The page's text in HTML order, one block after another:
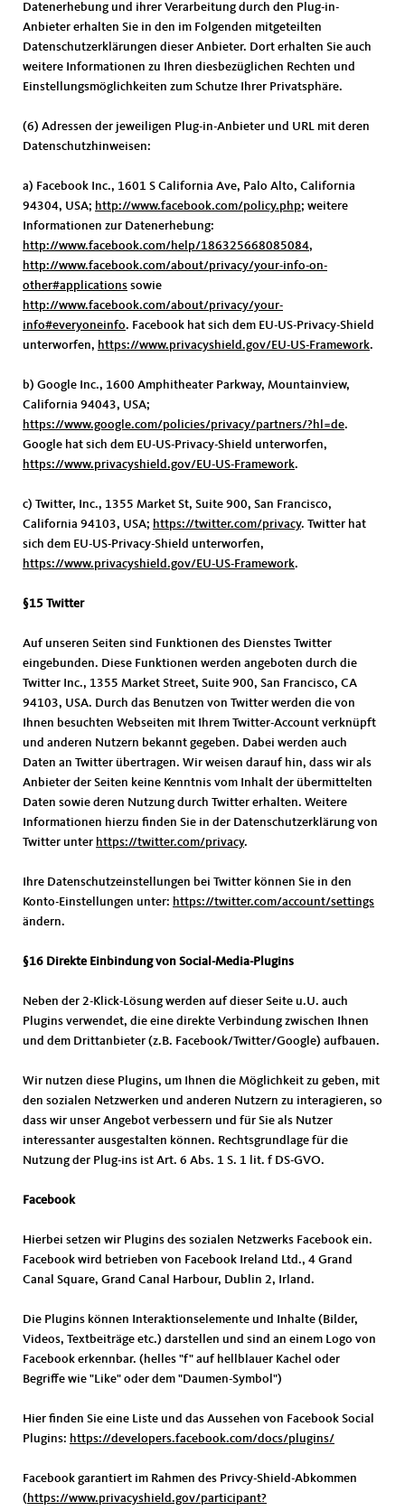
Datenerhebung und ihrer Verarbeitung durch den Plug-in-
Anbieter erhalten Sie in den im Folgenden mitgeteilten
Datenschutzerklärungen dieser Anbieter. Dort erhalten Sie auch
weitere Informationen zu Ihren diesbezüglichen Rechten und
Einstellungsmöglichkeiten zum Schutze Ihrer Privatsphäre.
(6) Adressen der jeweiligen Plug-in-Anbieter und URL mit deren
Datenschutzhinweisen:
a) Facebook Inc., 1601 S California Ave, Palo Alto, California
94304, USA; http://www.facebook.com/policy.php; weitere
Informationen zur Datenerhebung:
http://www.facebook.com/help/186325668085084,
http://www.facebook.com/about/privacy/your-info-on-
other#applications sowie
http://www.facebook.com/about/privacy/your-
info#everyoneinfo. Facebook hat sich dem EU-US-Privacy-Shield
unterworfen, https://www.privacyshield.gov/EU-US-Framework.
b) Google Inc., 1600 Amphitheater Parkway, Mountainview,
California 94043, USA;
https://www.google.com/policies/privacy/partners/?hl=de.
Google hat sich dem EU-US-Privacy-Shield unterworfen,
https://www.privacyshield.gov/EU-US-Framework.
c) Twitter, Inc., 1355 Market St, Suite 900, San Francisco,
California 94103, USA; https://twitter.com/privacy. Twitter hat
sich dem EU-US-Privacy-Shield unterworfen,
https://www.privacyshield.gov/EU-US-Framework.
§15 Twitter
Auf unseren Seiten sind Funktionen des Dienstes Twitter
eingebunden. Diese Funktionen werden angeboten durch die
Twitter Inc., 1355 Market Street, Suite 900, San Francisco, CA
94103, USA. Durch das Benutzen von Twitter werden die von
Ihnen besuchten Webseiten mit Ihrem Twitter-Account verknüpft
und anderen Nutzern bekannt gegeben. Dabei werden auch
Daten an Twitter übertragen. Wir weisen darauf hin, dass wir als
Anbieter der Seiten keine Kenntnis vom Inhalt der übermittelten
Daten sowie deren Nutzung durch Twitter erhalten. Weitere
Informationen hierzu finden Sie in der Datenschutzerklärung von
Twitter unter https://twitter.com/privacy.
Ihre Datenschutzeinstellungen bei Twitter können Sie in den
Konto-Einstellungen unter: https://twitter.com/account/settings
ändern.
§16 Direkte Einbindung von Social-Media-Plugins
Neben der 2-Klick-Lösung werden auf dieser Seite u.U. auch
Plugins verwendet, die eine direkte Verbindung zwischen Ihnen
und dem Drittanbieter (z.B. Facebook/Twitter/Google) aufbauen.
Wir nutzen diese Plugins, um Ihnen die Möglichkeit zu geben, mit
den sozialen Netzwerken und anderen Nutzern zu interagieren, so
dass wir unser Angebot verbessern und für Sie als Nutzer
interessanter ausgestalten können. Rechtsgrundlage für die
Nutzung der Plug-ins ist Art. 6 Abs. 1 S. 1 lit. f DS-GVO.
Facebook
Hierbei setzen wir Plugins des sozialen Netzwerks Facebook ein.
Facebook wird betrieben von Facebook Ireland Ltd., 4 Grand
Canal Square, Grand Canal Harbour, Dublin 2, Irland.
Die Plugins können Interaktionselemente und Inhalte (Bilder,
Videos, Textbeiträge etc.) darstellen und sind an einem Logo von
Facebook erkennbar. (helles "f" auf hellblauer Kachel oder
Begriffe wie "Like" oder dem "Daumen-Symbol")
Hier finden Sie eine Liste und das Aussehen von Facebook Social
Plugins: https://developers.facebook.com/docs/plugins/
Facebook garantiert im Rahmen des Privcy-Shield-Abkommen
( https://www.privacyshield.gov/participant?